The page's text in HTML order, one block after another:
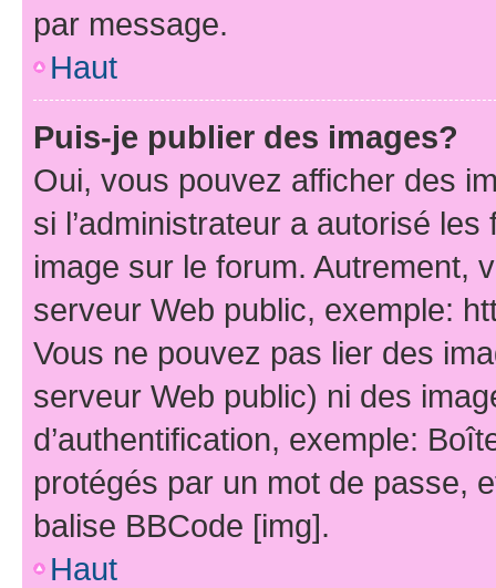
par message.
Haut
Puis-je publier des images?
Oui, vous pouvez afficher des
si l’administrateur a autorisé
image sur le forum. Autrement,
serveur Web public, exemple:
Vous ne pouvez pas lier des
serveur Web public) ni des
d’authentification, exemple:
protégés par un mot de passe,
balise BBCode [img].
Haut